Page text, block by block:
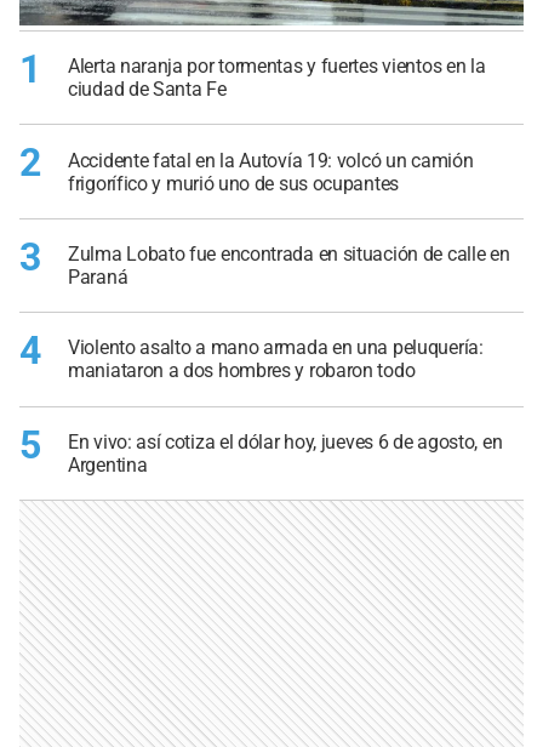
1
Alerta naranja por tormentas y fuertes vientos en la
ciudad de Santa Fe
2
Accidente fatal en la Autovía 19: volcó un camión
frigorífico y murió uno de sus ocupantes
3
Zulma Lobato fue encontrada en situación de calle en
Paraná
4
Violento asalto a mano armada en una peluquería:
maniataron a dos hombres y robaron todo
5
En vivo: así cotiza el dólar hoy, jueves 6 de agosto, en
Argentina